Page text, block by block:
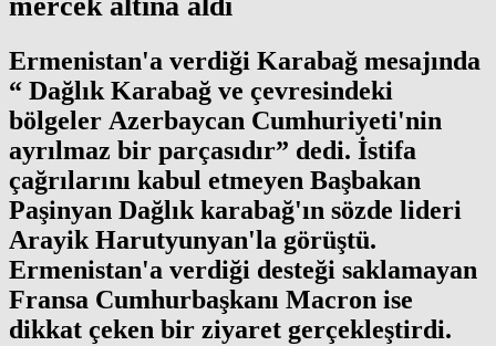
Ermenistan'a verdiği Karabağ mesajında
“ Dağlık Karabağ ve çevresindeki
bölgeler Azerbaycan Cumhuriyeti'nin
ayrılmaz bir parçasıdır” dedi. İstifa
çağrılarını kabul etmeyen Başbakan
Paşinyan Dağlık karabağ'ın sözde lideri
Arayik Harutyunyan'la görüştü.
Ermenistan'a verdiği desteği saklamayan
Fransa Cumhurbaşkanı Macron ise
dikkat çeken bir ziyaret gerçekleştirdi.